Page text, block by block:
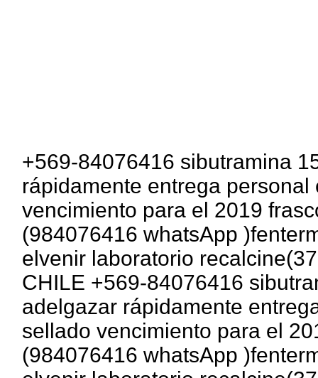
+569-84076416 sibutramina
rápidamente entrega
vencimiento para el 2019
(984076416 whatsApp
elvenir laboratorio
CHILE +569-84076416
adelgazar rápidamente
sellado vencimiento para el
(984076416 whatsApp